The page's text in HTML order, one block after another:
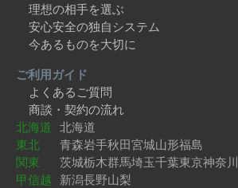
理想の相手を選ぶ
安心安全の独自システム
今あるものを大切に
ご利用ガイド
よくあるご質問
商談・契約の流れ
北海道 北海道
東北
青森岩手秋田宮城山形福島
関東
茨城栃木群馬埼玉千葉東京神奈川
甲信越 新潟長野山梨